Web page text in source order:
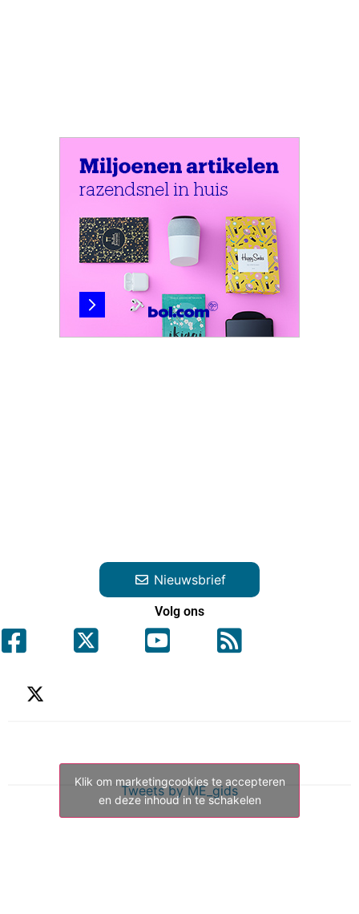
Nieuwsbrief
Volg ons
Tweets by ME_gids
Klik om marketingcookies te accepteren
en deze inhoud in te schakelen